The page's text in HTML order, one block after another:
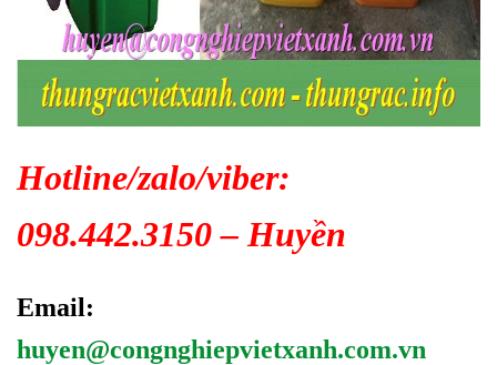
Hotline/zalo/viber:
098.442.3150 – Huyền
Email:
huyen@congnghiepvietxanh.com.vn